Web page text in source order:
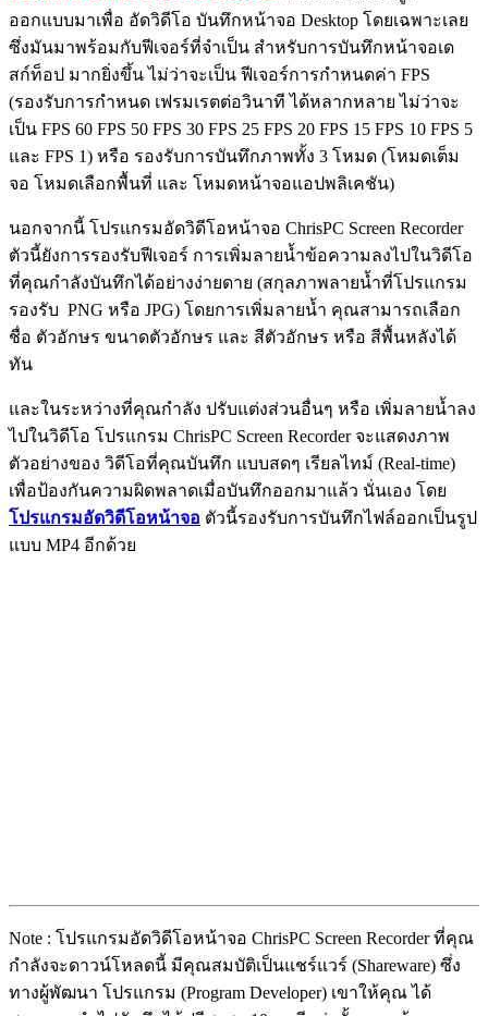
ออกแบบมาเพื่อ อัดวิดีโอ บันทึกหน้าจอ Desktop โดยเฉพาะเลย
ซึ่งมันมาพร้อมกับฟีเจอร์ที่จำเป็น สำหรับการบันทึกหน้าจอเด
สก์ท็อป มากยิ่งขึ้น ไม่ว่าจะเป็น ฟีเจอร์การกำหนดค่า FPS
(รองรับการกำหนด เฟรมเรตต่อวินาที ได้หลากหลาย ไม่ว่าจะ
เป็น FPS 60 FPS 50 FPS 30 FPS 25 FPS 20 FPS 15 FPS 10 FPS 5
และ FPS 1) หรือ รองรับการบันทึกภาพทั้ง 3 โหมด (โหมดเต็ม
จอ โหมดเลือกพื้นที่ และ โหมดหน้าจอแอปพลิเคชัน)
นอกจากนี้ โปรแกรมอัดวิดีโอหน้าจอ ChrisPC Screen Recorder
ตัวนี้ยังการรองรับฟีเจอร์ การเพิ่มลายน้ำข้อความลงไปในวิดีโอ
ที่คุณกำลังบันทึกได้อย่างง่ายดาย (สกุลภาพลายน้ำที่โปรแกรม
รองรับ PNG หรือ JPG) โดยการเพิ่มลายน้ำ คุณสามารถเลือก
ชื่อ ตัวอักษร ขนาดตัวอักษร และ สีตัวอักษร หรือ สีพื้นหลังได้
ทัน
และในระหว่างที่คุณกำลัง ปรับแต่งส่วนอื่นๆ หรือ เพิ่มลายน้ำลง
ไปในวิดีโอ โปรแกรม ChrisPC Screen Recorder จะแสดงภาพ
ตัวอย่างของ วิดีโอที่คุณบันทึก แบบสดๆ เรียลไทม์ (Real-time)
เพื่อป้องกันความผิดพลาดเมื่อบันทึกออกมาแล้ว นั่นเอง โดย
โปรแกรมอัดวิดีโอหน้าจอ ตัวนี้รองรับการบันทึกไฟล์ออกเป็นรูป
แบบ MP4 อีกด้วย
Note : โปรแกรมอัดวิดีโอหน้าจอ ChrisPC Screen Recorder ที่คุณ
กำลังจะดาวน์โหลดนี้ มีคุณสมบัติเป็นแชร์แวร์ (Shareware) ซึ่ง
ทางผู้พัฒนา โปรแกรม (Program Developer) เขาให้คุณ ได้